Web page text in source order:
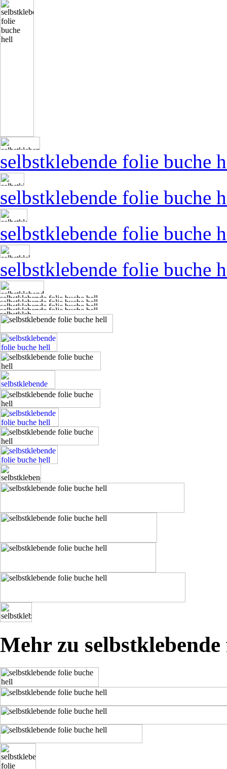
selbstklebende folie buche
selbstklebende folie buche
selbstklebende folie buche
selbstklebende folie buche
Mehr zu